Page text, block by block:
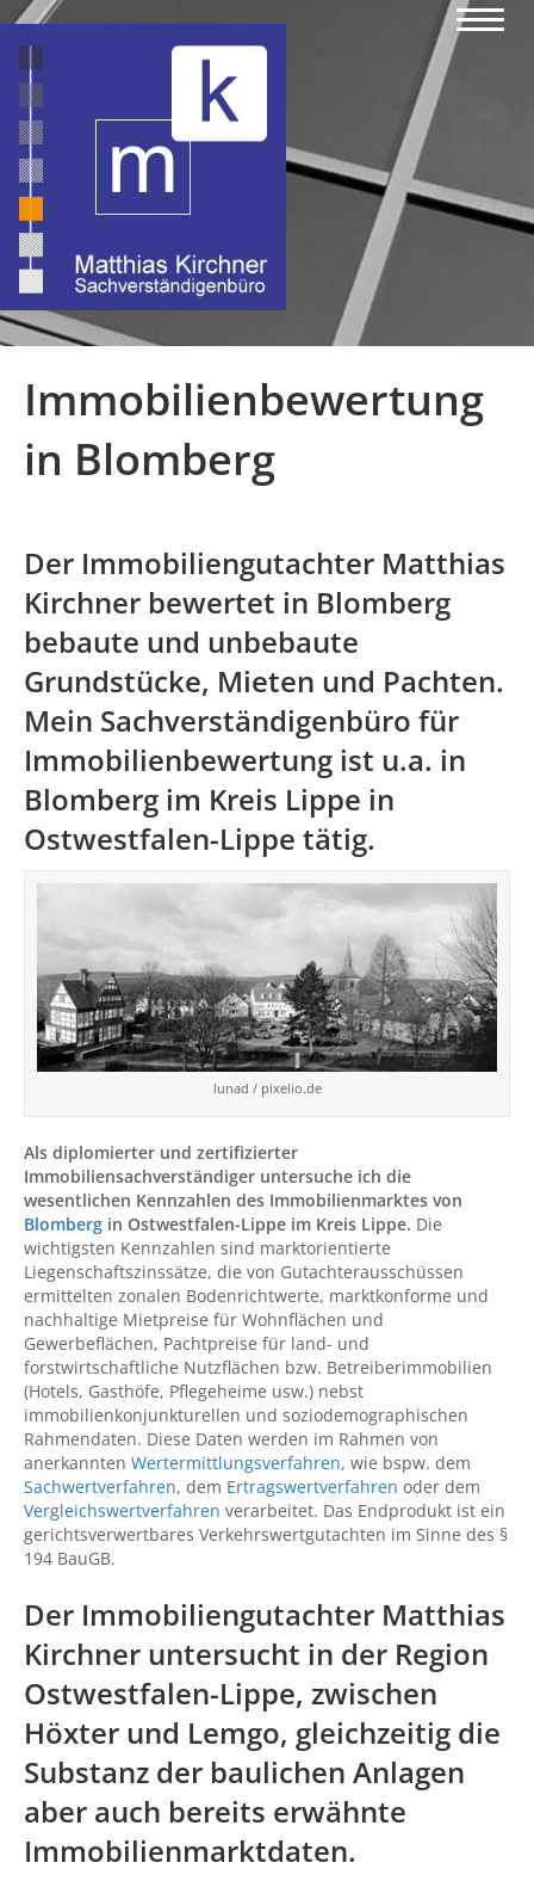
Immobilienbewertung
in Blomberg
Der Immobiliengutachter Matthias
Kirchner bewertet in Blomberg
bebaute und unbebaute
Grundstücke, Mieten und Pachten.
Mein Sachverständigenbüro für
Immobilienbewertung ist u.a. in
Blomberg im Kreis Lippe in
Ostwestfalen-Lippe tätig.
lunad / pixelio.de
Als diplomierter und zertifizierter
Immobiliensachverständiger untersuche ich die
wesentlichen Kennzahlen des Immobilienmarktes von
Blomberg in Ostwestfalen-Lippe im Kreis Lippe. Die
wichtigsten Kennzahlen sind marktorientierte
Liegenschaftszinssätze, die von Gutachterausschüssen
ermittelten zonalen Bodenrichtwerte, marktkonforme und
nachhaltige Mietpreise für Wohnflächen und
Gewerbeflächen, Pachtpreise für land- und
forstwirtschaftliche Nutzflächen bzw. Betreiberimmobilien
(Hotels, Gasthöfe, Pflegeheime usw.) nebst
immobilienkonjunkturellen und soziodemographischen
Rahmendaten. Diese Daten werden im Rahmen von
anerkannten Wertermittlungsverfahren, wie bspw. dem
Sachwertverfahren, dem Ertragswertverfahren oder dem
Vergleichswertverfahren verarbeitet. Das Endprodukt ist ein
gerichtsverwertbares Verkehrswertgutachten im Sinne des §
194 BauGB.
Der Immobiliengutachter Matthias
Kirchner untersucht in der Region
Ostwestfalen-Lippe, zwischen
Höxter und Lemgo, gleichzeitig die
Substanz der baulichen Anlagen
aber auch bereits erwähnte
Immobilienmarktdaten.